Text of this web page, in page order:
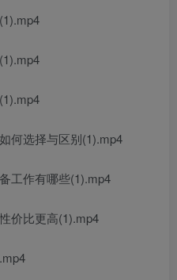
何选择与区别(1).mp4
工作有哪些(1).mp4
价比更高(1).mp4